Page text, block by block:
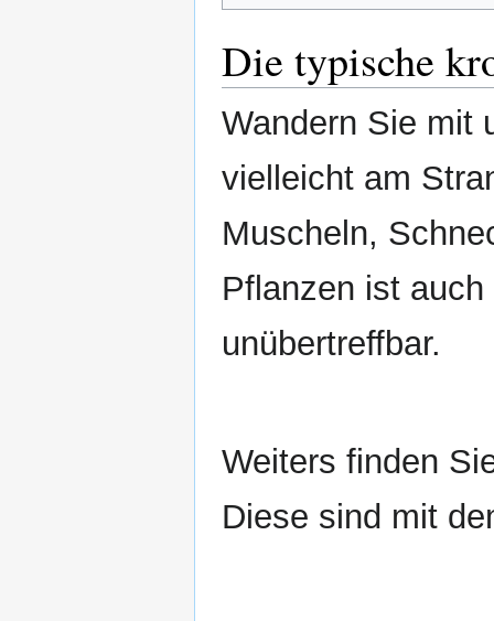
Die typische
Wandern Sie mit
vielleicht am
Muscheln,
Pflanzen ist
unübertreffbar.
Weiters finden
Diese sind mit